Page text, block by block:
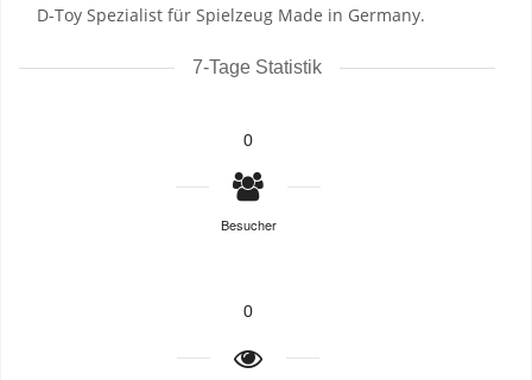
D-Toy Spezialist für Spielzeug Made in Germany.
7-Tage Statistik
0
Besucher
0